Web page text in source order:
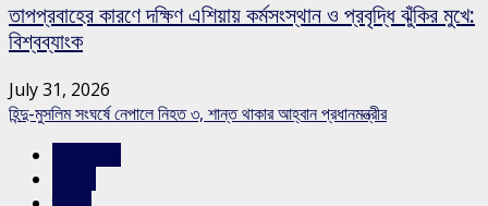
তাপপ্রবাহের কারণে দক্ষিণ এশিয়ায় কর্মসংস্থান ও প্রবৃদ্ধি ঝুঁকির মুখে:
বিশ্বব্যাংক
July 31, 2026
হিন্দু-মুসলিম সংঘর্ষে নেপালে নিহত ৩, শান্ত থাকার আহ্বান প্রধানমন্ত্রীর